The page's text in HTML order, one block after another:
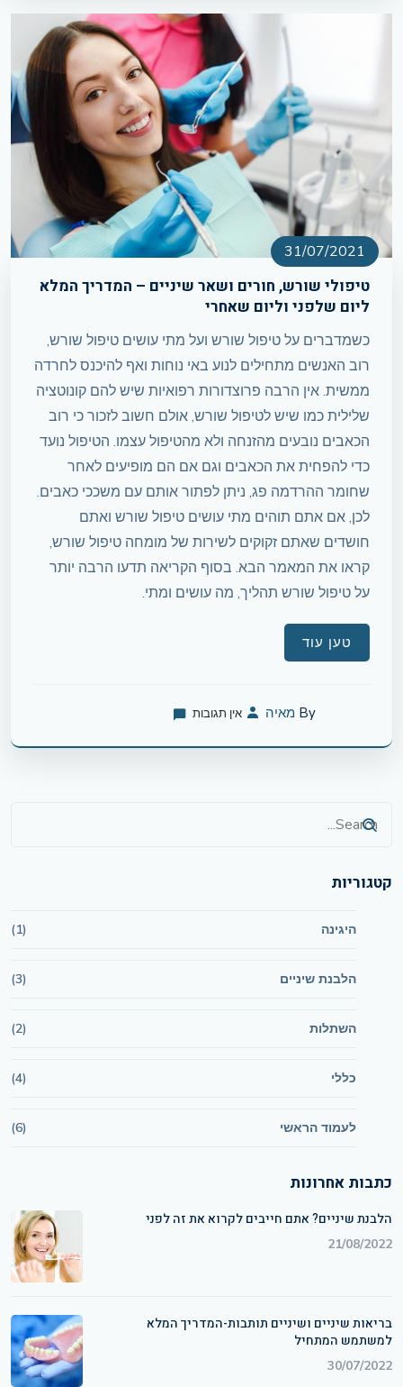
31/07/2021
טיפולי שורש, חורים ושאר שיניים – המדריך המלא
ליום שלפני וליום שאחרי
כשמדברים על טיפול שורש ועל מתי עושים טיפול שורש,
רוב האנשים מתחילים לנוע באי נוחות ואף להיכנס לחרדה
ממשית. אין הרבה פרוצדורות רפואיות שיש להם קונוטציה
שלילית כמו שיש לטיפול שורש, אולם חשוב לזכור כי רוב
הכאבים נובעים מהזנחה ולא מהטיפול עצמו. הטיפול נועד
כדי להפחית את הכאבים וגם אם הם מופיעים לאחר
שחומר ההרדמה פג, ניתן לפתור אותם עם משככי כאבים.
לכן, אם אתם תוהים מתי עושים טיפול שורש ואתם
חושדים שאתם זקוקים לשירות של מומחה טיפול שורש,
קראו את המאמר הבא. בסוף הקריאה תדעו הרבה יותר
על טיפול שורש תהליך, מה עושים ומתי.
טען עוד
By מאיה אין תגובות
קטגוריות
היגינה (1)
הלבנת שיניים (3)
השתלות (2)
כללי (4)
לעמוד הראשי (6)
כתבות אחרונות
הלבנת שיניים? אתם חייבים לקרוא את זה לפני
21/08/2022
בריאות שיניים ושיניים תותבות-המדריך המלא
למשתמש המתחיל
30/07/2022